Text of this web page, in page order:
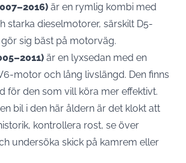
är en rymlig kombi med
starka dieselmotorer, särskilt D5-
sig bäst på motorväg.
är en lyxsedan med en
motor och lång livslängd. Den finns
för den som vill köra mer effektivt.
bil i den här åldern är det klokt att
kontrollera rost, se över
undersöka skick på kamrem eller